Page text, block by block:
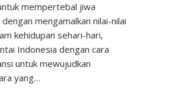
mempertebal jiwa
mengamalkan nilai-nilai
kehidupan sehari-hari,
Indonesia dengan cara
untuk mewujudkan
yang…